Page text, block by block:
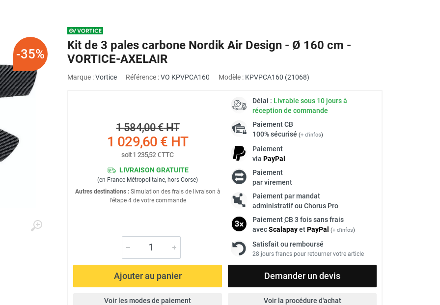
-35%
Kit de 3 pales carbone Nordik Air Design - Ø 160 cm -
VORTICE-AXELAIR
Marque :Vortice Référence :VO KPVPCA160 Modèle : KPVPCA160 (21068)
1 584,00 €HT
1 029,60 € HT
soit1 235,52 €TTC
LIVRAISON GRATUITE
(en France Métropolitaine, hors Corse)
Autres destinations :Simulation des frais de livraison à
l'étape 4 de votre commande
Délai : Livrable sous 10 jours à
réception de commande
PaiementCB
100% sécurisé (+ d'infos)
Paiement
via PayPal
Paiement
par virement
Paiement par mandat
administratif ou Chorus Pro
PaiementCB 3 fois sans frais
avecScalapayetPayPal (+ d'infos)
Satisfait ou remboursé
28 jours francs pour retourner votre article
Ajouter au panier Demander un devis
Voir les modes de paiement Voir la procédure d'achat